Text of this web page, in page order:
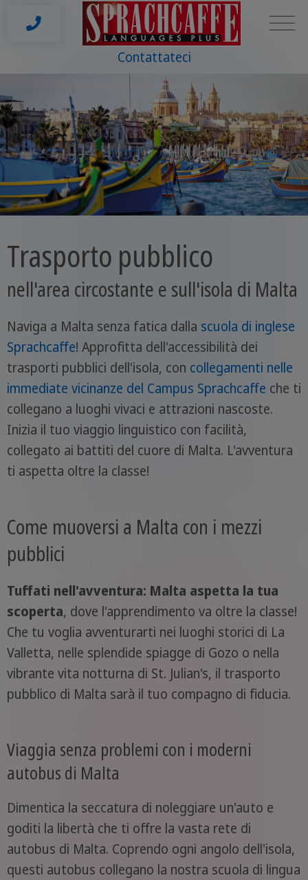
Contattateci
Trasporto pubblico
nell'area circostante e sull'isola di Malta
Naviga a Malta senza fatica dalla scuola di inglese
Sprachcaffe! Approfitta dell'accessibilità dei
trasporti pubblici dell'isola, con collegamenti nelle
immediate vicinanze del Campus Sprachcaffe che ti
collegano a luoghi vivaci e attrazioni nascoste.
Inizia il tuo viaggio linguistico con facilità,
collegato ai battiti del cuore di Malta. L'avventura
ti aspetta oltre la classe!
Come muoversi a Malta con i mezzi
pubblici
Tuffati nell'avventura: Malta aspetta la tua
scoperta, dove l'apprendimento va oltre la classe!
Che tu voglia avventurarti nei luoghi storici di La
Valletta, nelle splendide spiagge di Gozo o nella
vibrante vita notturna di St. Julian's, il trasporto
pubblico di Malta sarà il tuo compagno di fiducia.
Viaggia senza problemi con i moderni
autobus di Malta
Dimentica la seccatura di noleggiare un'auto e
goditi la libertà che ti offre la vasta rete di
autobus di Malta. Coprendo ogni angolo dell'isola,
questi autobus collegano la nostra scuola di lingua